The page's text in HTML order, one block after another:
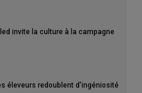
invite la culture à la campagne
éleveurs redoublent d'ingéniosité